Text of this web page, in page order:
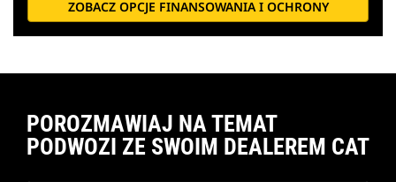
ZOBACZ OPCJE FINANSOWANIA I OCHRONY
POROZMAWIAJ NA TEMAT
PODWOZI ZE SWOIM DEALEREM CAT